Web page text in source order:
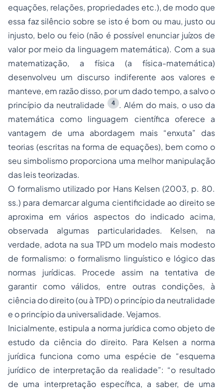
equações, relações, propriedades etc.), de modo que
essa faz silêncio sobre se isto é bom ou mau, justo ou
injusto, belo ou feio (não é possível enunciar juízos de
valor por meio da linguagem matemática). Com a sua
matematização, a física (a física-matemática)
desenvolveu um discurso indiferente aos valores e
manteve, em razão disso, por um dado tempo, a salvo o
princípio da neutralidade
4 . Além do mais, o uso da
matemática como linguagem científica oferece a
vantagem de uma abordagem mais “enxuta” das
teorias (escritas na forma de equações), bem como o
seu simbolismo proporciona uma melhor manipulação
das leis teorizadas.
O formalismo utilizado por Hans Kelsen (2003, p. 80.
ss.) para demarcar alguma cientificidade ao direito se
aproxima em vários aspectos do indicado acima,
observada algumas particularidades. Kelsen, na
verdade, adota na sua TPD um modelo mais modesto
de formalismo: o formalismo linguístico e lógico das
normas jurídicas. Procede assim na tentativa de
garantir como válidos, entre outras condições, à
ciência do direito (ou à TPD) o princípio da neutralidade
e o princípio da universalidade. Vejamos.
Inicialmente, estipula a norma jurídica como objeto de
estudo da ciência do direito. Para Kelsen a norma
jurídica funciona como uma espécie de “esquema
jurídico de interpretação da realidade”: “o resultado
de uma interpretação específica, a saber, de uma